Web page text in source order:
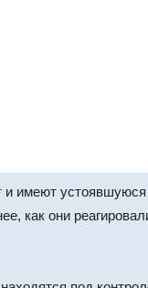
и имеют
как они